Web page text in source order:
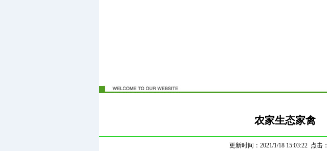
农家生态家禽
更新时间：2021/1/18 15:03:22 点击：